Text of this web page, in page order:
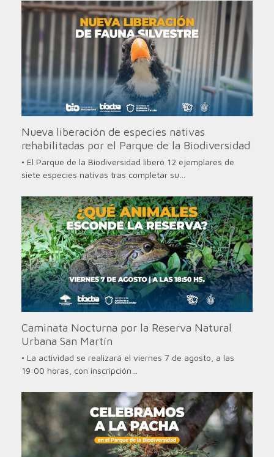
Nueva liberación de especies nativas
rehabilitadas por el Parque de la Biodiversidad
• El Parque de la Biodiversidad liberó 12 ejemplares de
siete especies nativas tras completar su…
Caminata Nocturna por la Reserva Natural
Urbana San Martín
• La actividad se realizará el viernes 7 de agosto, a las
19:00 horas, con inscripción…